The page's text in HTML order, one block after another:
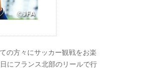
の方々にサッカー観戦をお楽
にフランス北部のリールで行